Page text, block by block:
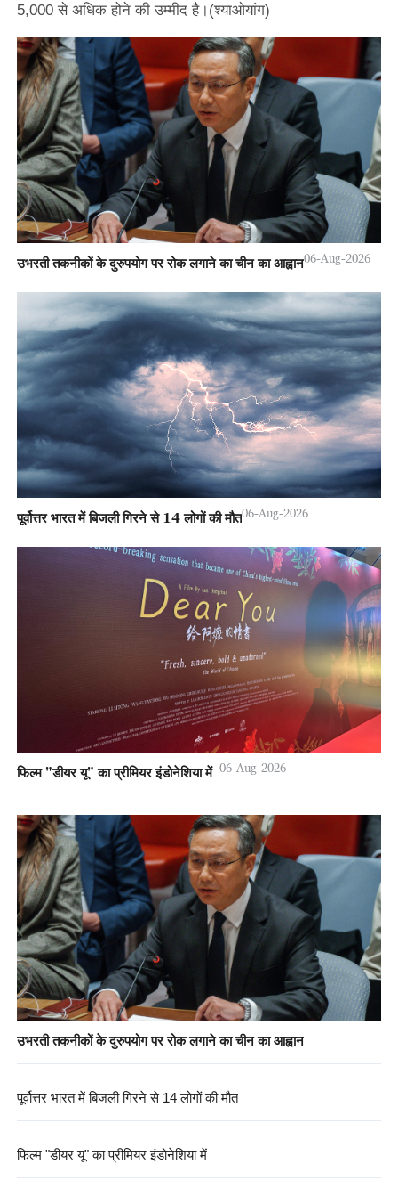
5,000 से अधिक होने की उम्मीद है।(श्याओयांग)
उभरती तकनीकों के दुरुपयोग पर रोक लगाने का चीन का आह्वान06-Aug-2026
पूर्वोत्तर भारत में बिजली गिरने से 14 लोगों की मौत06-Aug-2026
फिल्म "डीयर यू" का प्रीमियर इंडोनेशिया में 06-Aug-2026
उभरती तकनीकों के दुरुपयोग पर रोक लगाने का चीन का आह्वान
पूर्वोत्तर भारत में बिजली गिरने से 14 लोगों की मौत
फिल्म "डीयर यू" का प्रीमियर इंडोनेशिया में